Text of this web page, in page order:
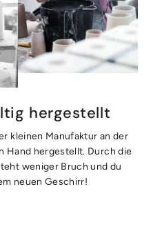
hergestellt
kleinen Manufaktur an der
Hand hergestellt. Durch die
weniger Bruch und du
neuen Geschirr!